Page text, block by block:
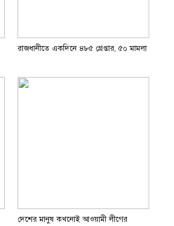
রাজধানীতে একদিনে ৪৮৫ গ্রেপ্তার, ৫০ মামলা
দেশের মানুষ কখনোই আওয়ামী লীগের